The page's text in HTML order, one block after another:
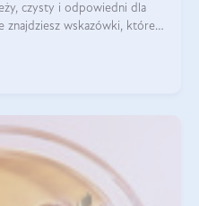
czysty i odpowiedni dla
znajdziesz wskazówki, które